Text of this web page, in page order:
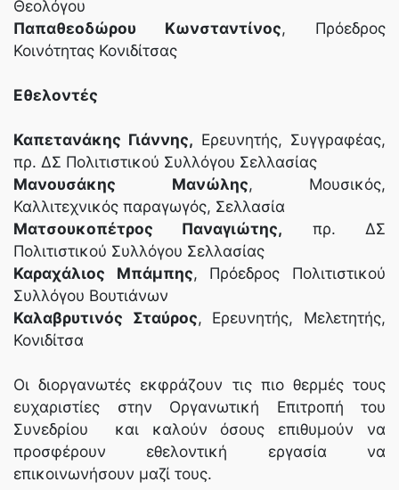
Θεολόγου
Παπαθεοδώρου Κωνσταντίνος, Πρόεδρος
Κοινότητας Κονιδίτσας
Εθελοντές
Καπετανάκης Γιάννης, Ερευνητής, Συγγραφέας,
πρ. ΔΣ Πολιτιστικού Συλλόγου Σελλασίας
Μανουσάκης Μανώλης, Μουσικός,
Καλλιτεχνικός παραγωγός, Σελλασία
Ματσουκοπέτρος Παναγιώτης, πρ. ΔΣ
Πολιτιστικού Συλλόγου Σελλασίας
Καραχάλιος Μπάμπης, Πρόεδρος Πολιτιστικού
Συλλόγου Βουτιάνων
Καλαβρυτινός Σταύρος, Ερευνητής, Μελετητής,
Κονιδίτσα
Οι διοργανωτές εκφράζουν τις πιο θερμές τους
ευχαριστίες στην Οργανωτική Επιτροπή του
Συνεδρίου και καλούν όσους επιθυμούν να
προσφέρουν εθελοντική εργασία να
επικοινωνήσουν μαζί τους.